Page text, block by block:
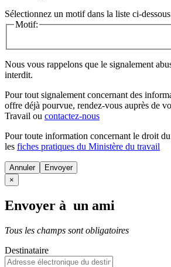
Sélectionnez un motif dans la liste ci-
Motif:
Nous vous rappelons que le signalement
interdit.
Pour tout signalement concernant des
offre déjà pourvue, rendez-vous auprès de
Travail ou contactez-nous
Pour toute information concernant le droit
les fiches pratiques du Ministère du travail
Annuler
×
Envoyer à un ami
Tous les champs sont obligatoires
Destinataire